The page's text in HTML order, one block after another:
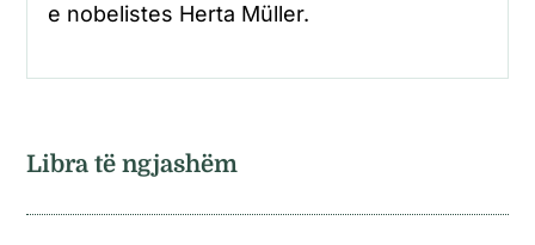
e nobelistes Herta Müller.
Libra të ngjashëm